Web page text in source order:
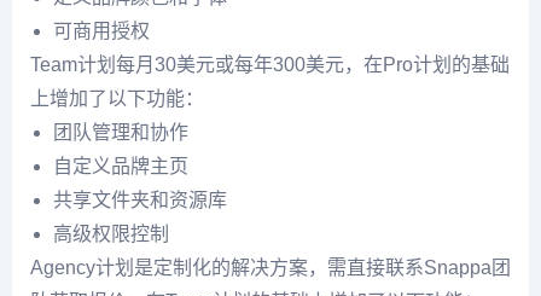
可商用授权
Team计划每月30美元或每年300美元，在Pro计划的基础
上增加了以下功能：
团队管理和协作
自定义品牌主页
共享文件夹和资源库
高级权限控制
Agency计划是定制化的解决方案，需直接联系Snappa团